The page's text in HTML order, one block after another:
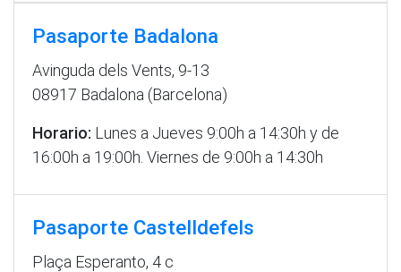
Pasaporte Badalona
Avinguda dels Vents, 9-13
08917 Badalona (Barcelona)
Horario: Lunes a Jueves 9:00h a 14:30h y de
16:00h a 19:00h. Viernes de 9:00h a 14:30h
Pasaporte Castelldefels
Plaça Esperanto, 4 c